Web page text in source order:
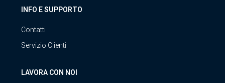
INFO E SUPPORTO
Contatti
Servizio Clienti
LAVORA CON NOI